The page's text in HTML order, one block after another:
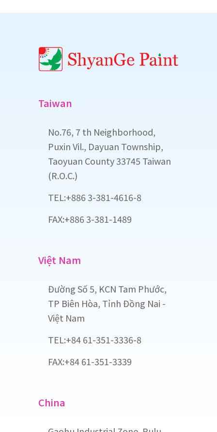
Taiwan
No.76, 7 th Neighborhood,
Puxin Vil., Dayuan Township,
Taoyuan County 33745 Taiwan
(R.O.C.)
TEL:+886 3-381-4616-8
FAX:+886 3-381-1489
Việt Nam
Đường Số 5, KCN Tam Phước,
TP Biên Hòa, Tỉnh Đồng Nai -
Việt Nam
TEL:+84 61-351-3336-8
FAX:+84 61-351-3339
China